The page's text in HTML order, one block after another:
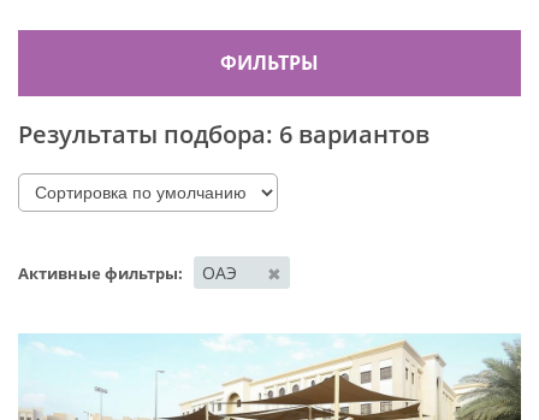
ФИЛЬТРЫ
Результаты подбора: 6 вариантов
Активные фильтры: ОАЭ ✖